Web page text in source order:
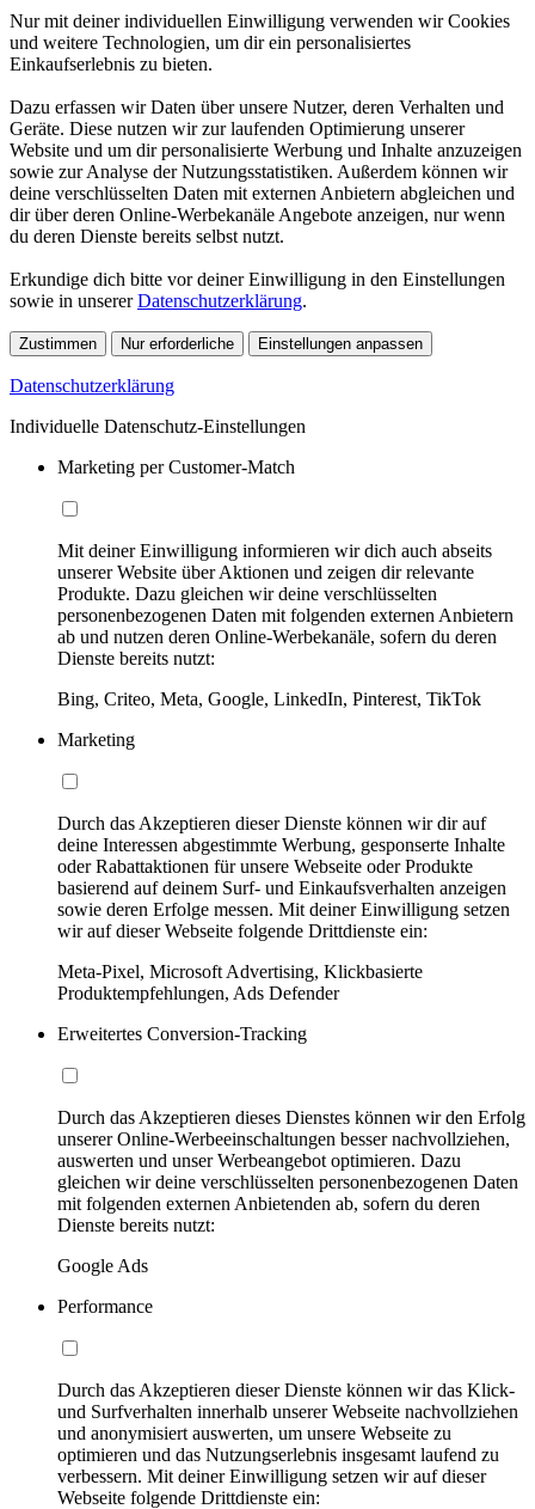
Nur mit deiner individuellen Einwilligung verwenden wir Cookies
und weitere Technologien, um dir ein personalisiertes
Einkaufserlebnis zu bieten.
Dazu erfassen wir Daten über unsere Nutzer, deren Verhalten und
Geräte. Diese nutzen wir zur laufenden Optimierung unserer
Website und um dir personalisierte Werbung und Inhalte anzuzeigen
sowie zur Analyse der Nutzungsstatistiken. Außerdem können wir
deine verschlüsselten Daten mit externen Anbietern abgleichen und
dir über deren Online-Werbekanäle Angebote anzeigen, nur wenn
du deren Dienste bereits selbst nutzt.
Erkundige dich bitte vor deiner Einwilligung in den Einstellungen
sowie in unsererDatenschutzerklärung.
Zustimmen Nur erforderliche Einstellungen anpassen
Datenschutzerklärung
Individuelle Datenschutz-Einstellungen
Marketing per Customer-Match
Mit deiner Einwilligung informieren wir dich auch abseits
unserer Website über Aktionen und zeigen dir relevante
Produkte. Dazu gleichen wir deine verschlüsselten
personenbezogenen Daten mit folgenden externen Anbietern
ab und nutzen deren Online-Werbekanäle, sofern du deren
Dienste bereits nutzt:
Bing, Criteo, Meta, Google, LinkedIn, Pinterest, TikTok
Marketing
Durch das Akzeptieren dieser Dienste können wir dir auf
deine Interessen abgestimmte Werbung, gesponserte Inhalte
oder Rabattaktionen für unsere Webseite oder Produkte
basierend auf deinem Surf- und Einkaufsverhalten anzeigen
sowie deren Erfolge messen. Mit deiner Einwilligung setzen
wir auf dieser Webseite folgende Drittdienste ein:
Meta-Pixel, Microsoft Advertising, Klickbasierte
Produktempfehlungen, Ads Defender
Erweitertes Conversion-Tracking
Durch das Akzeptieren dieses Dienstes können wir den Erfolg
unserer Online-Werbeeinschaltungen besser nachvollziehen,
auswerten und unser Werbeangebot optimieren. Dazu
gleichen wir deine verschlüsselten personenbezogenen Daten
mit folgenden externen Anbietenden ab, sofern du deren
Dienste bereits nutzt:
Google Ads
Performance
Durch das Akzeptieren dieser Dienste können wir das Klick-
und Surfverhalten innerhalb unserer Webseite nachvollziehen
und anonymisiert auswerten, um unsere Webseite zu
optimieren und das Nutzungserlebnis insgesamt laufend zu
verbessern. Mit deiner Einwilligung setzen wir auf dieser
Webseite folgende Drittdienste ein: